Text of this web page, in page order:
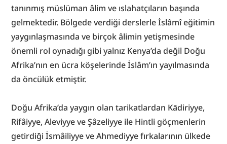
tanınmış müslüman âlim ve ıslahatçıların başında
gelmektedir. Bölgede verdiği derslerle İslâmî eğitimin
yaygınlaşmasında ve birçok âlimin yetişmesinde
önemli rol oynadığı gibi yalnız Kenya’da değil Doğu
Afrika’nın en ücra köşelerinde İslâm’ın yayılmasında
da öncülük etmiştir.
Doğu Afrika’da yaygın olan tarikatlardan Kādiriyye,
Rifâiyye, Aleviyye ve Şâzeliyye ile Hintli göçmenlerin
getirdiği İsmâiliyye ve Ahmediyye fırkalarının ülkede